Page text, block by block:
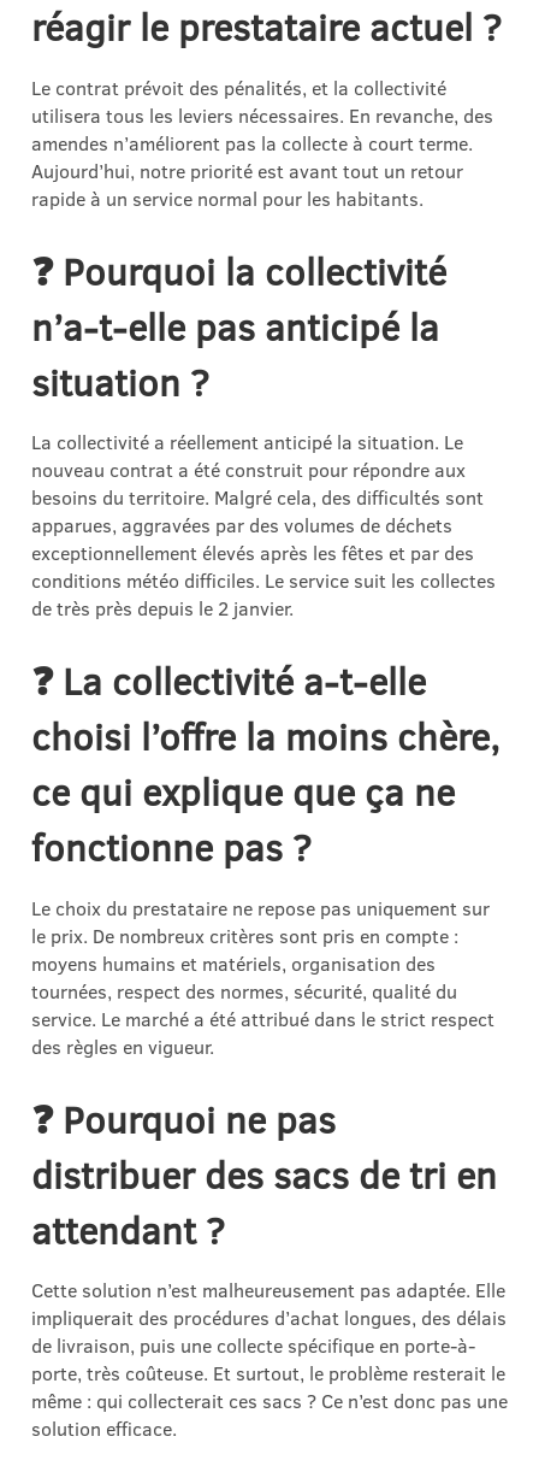
réagir le prestataire actuel ?
Le contrat prévoit des pénalités, et la collectivité
utilisera tous les leviers nécessaires. En revanche, des
amendes n’améliorent pas la collecte à court terme.
Aujourd’hui, notre priorité est avant tout un retour
rapide à un service normal pour les habitants.
❓ Pourquoi la collectivité
n’a-t-elle pas anticipé la
situation ?
La collectivité a réellement anticipé la situation. Le
nouveau contrat a été construit pour répondre aux
besoins du territoire. Malgré cela, des difficultés sont
apparues, aggravées par des volumes de déchets
exceptionnellement élevés après les fêtes et par des
conditions météo difficiles. Le service suit les collectes
de très près depuis le 2 janvier.
❓ La collectivité a-t-elle
choisi l’offre la moins chère,
ce qui explique que ça ne
fonctionne pas ?
Le choix du prestataire ne repose pas uniquement sur
le prix. De nombreux critères sont pris en compte :
moyens humains et matériels, organisation des
tournées, respect des normes, sécurité, qualité du
service. Le marché a été attribué dans le strict respect
des règles en vigueur.
❓ Pourquoi ne pas
distribuer des sacs de tri en
attendant ?
Cette solution n’est malheureusement pas adaptée. Elle
impliquerait des procédures d’achat longues, des délais
de livraison, puis une collecte spécifique en porte-à-
porte, très coûteuse. Et surtout, le problème resterait le
même : qui collecterait ces sacs ? Ce n’est donc pas une
solution efficace.